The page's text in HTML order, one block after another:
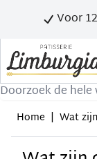
Voor
Zoek
Home | Wat